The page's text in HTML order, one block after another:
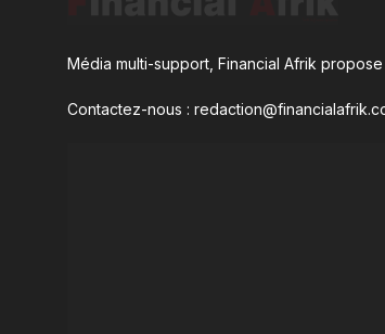
Média multi-support, Financial Afrik
Contactez-nous :